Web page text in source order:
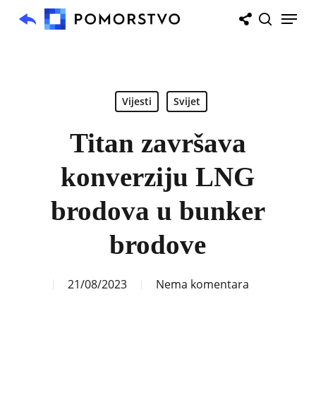
Menu
Vijesti Svijet
Titan završava
konverziju LNG
brodova u bunker
brodove
21/08/2023 Nema komentara